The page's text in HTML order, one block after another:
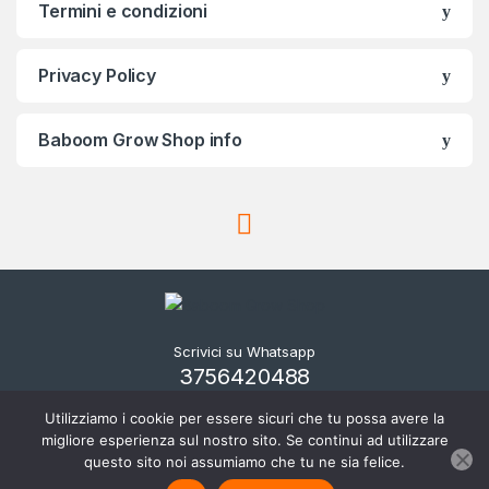
Termini e condizioni
Privacy Policy
Baboom Grow Shop info
Scrivici su Whatsapp
3756420488
Utilizziamo i cookie per essere sicuri che tu possa avere la
migliore esperienza sul nostro sito. Se continui ad utilizzare
questo sito noi assumiamo che tu ne sia felice.